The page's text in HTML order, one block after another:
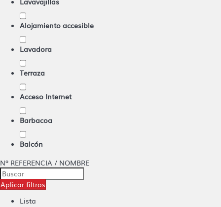
Alojamiento accesible
Lavadora
Terraza
Acceso Internet
Barbacoa
Balcón
Nº REFERENCIA / NOMBRE
Aplicar filtros
Lista